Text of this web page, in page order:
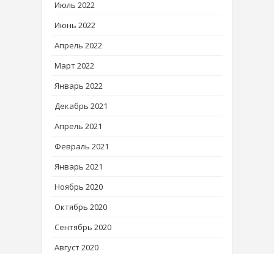
Июль 2022
Июнь 2022
Апрель 2022
Март 2022
Январь 2022
Декабрь 2021
Апрель 2021
Февраль 2021
Январь 2021
Ноябрь 2020
Октябрь 2020
Сентябрь 2020
Август 2020